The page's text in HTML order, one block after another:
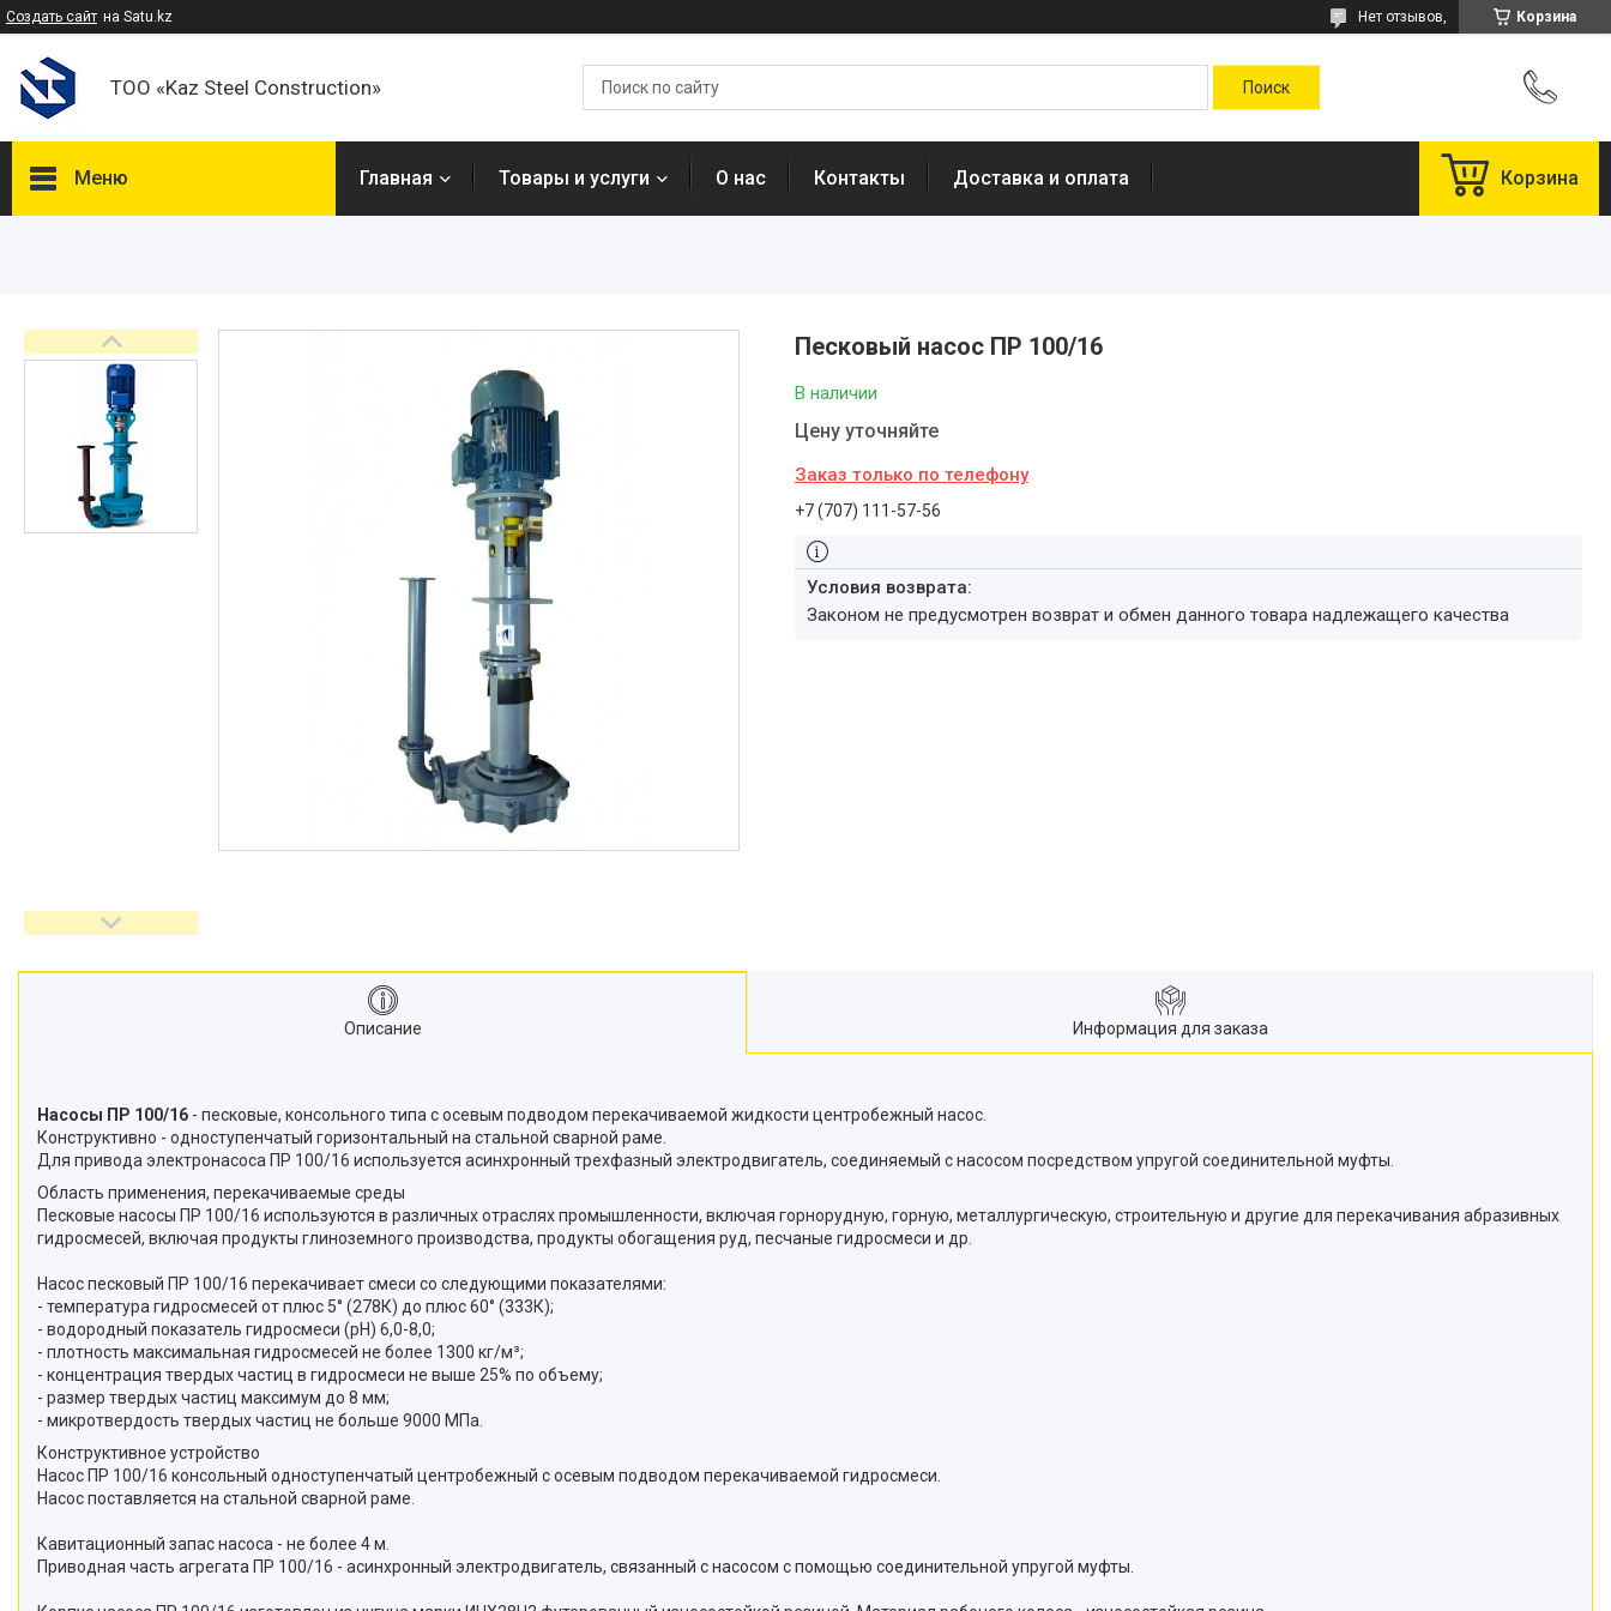
Создать сайт на Satu.kz Корзина
Нет отзывов,
ТОО «Kaz Steel Construction»
Меню Главная Товары и услуги О нас Контакты Доставка и оплата Корзина
Песковый насос ПР 100/16
В наличии
Цену уточняйте
Заказ только по телефону
+7 (707) 111-57-56
Законом не предусмотрен возврат и обмен данного товара надлежащего качества
Описание Информация для заказа
Насосы ПР 100/16 - песковые, консольного типа с осевым подводом перекачиваемой жидкости центробежный насос.
Конструктивно - одноступенчатый горизонтальный на стальной сварной раме.
Для привода электронасоса ПР 100/16 используется асинхронный трехфазный электродвигатель, соединяемый с насосом посредством упругой соединительной муфты.
Область применения, перекачиваемые среды
Песковые насосы ПР 100/16 используются в различных отраслях промышленности, включая горнорудную, горную, металлургическую, строительную и другие для перекачивания абразивных
гидросмесей, включая продукты глиноземного производства, продукты обогащения руд, песчаные гидросмеси и др.
Насос песковый ПР 100/16 перекачивает смеси со следующими показателями:
- температура гидросмесей от плюс 5° (278К) до плюс 60° (333К);
- водородный показатель гидросмеси (pH) 6,0-8,0;
- плотность максимальная гидросмесей не более 1300 кг/м³;
- концентрация твердых частиц в гидросмеси не выше 25% по объему;
- размер твердых частиц максимум до 8 мм;
- микротвердость твердых частиц не больше 9000 МПа.
Конструктивное устройство
Насос ПР 100/16 консольный одноступенчатый центробежный с осевым подводом перекачиваемой гидросмеси.
Насос поставляется на стальной сварной раме.
Кавитационный запас насоса - не более 4 м.
Приводная часть агрегата ПР 100/16 - асинхронный электродвигатель, связанный с насосом с помощью соединительной упругой муфты.